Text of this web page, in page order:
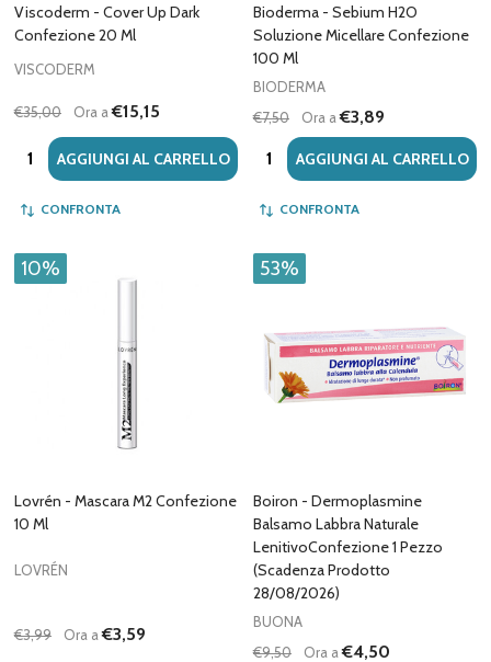
Viscoderm - Cover Up Dark
Confezione 20 Ml
VISCODERM
€35,00 Ora a€15,15
Quantità:AGGIUNGI AL CARRELLO
CONFRONTA
Bioderma - Sebium H2O
Soluzione Micellare Confezione
100 Ml
BIODERMA
€7,50
Ora a€3,89
Quantità:AGGIUNGI AL CARRELLO
CONFRONTA
10%
Lovrén - Mascara M2 Confezione
10 Ml
LOVRÉN
€3,99 Ora a€3,59
53%
Boiron - Dermoplasmine
Balsamo Labbra Naturale
LenitivoConfezione 1 Pezzo
(Scadenza Prodotto
28/08/2026)
BUONA
€9,50
Ora a€4,50